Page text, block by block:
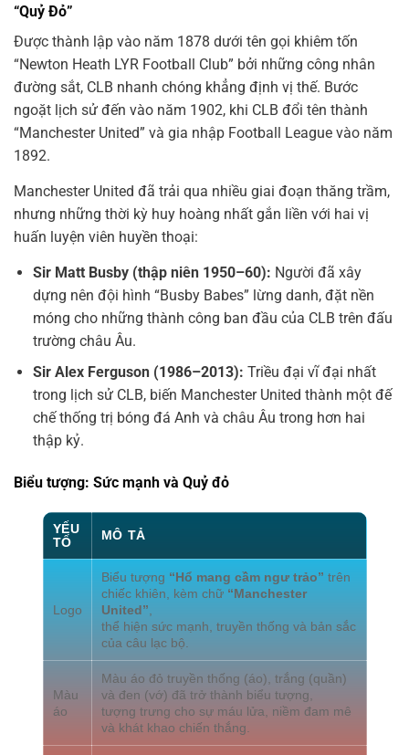
“Quỷ Đỏ”
Được thành lập vào năm 1878 dưới tên gọi khiêm tốn
“Newton Heath LYR Football Club” bởi những công nhân
đường sắt, CLB nhanh chóng khẳng định vị thế. Bước
ngoặt lịch sử đến vào năm 1902, khi CLB đổi tên thành
“Manchester United” và gia nhập Football League vào năm
1892.
Manchester United đã trải qua nhiều giai đoạn thăng trầm,
nhưng những thời kỳ huy hoàng nhất gắn liền với hai vị
huấn luyện viên huyền thoại:
Sir Matt Busby (thập niên 1950–60): Người đã xây
dựng nên đội hình “Busby Babes” lừng danh, đặt nền
móng cho những thành công ban đầu của CLB trên đấu
trường châu Âu.
Sir Alex Ferguson (1986–2013): Triều đại vĩ đại nhất
trong lịch sử CLB, biến Manchester United thành một đế
chế thống trị bóng đá Anh và châu Âu trong hơn hai
thập kỷ.
Biểu tượng: Sức mạnh và Quỷ đỏ
YẾU
TỐ
MÔ TẢ
Logo
Biểu tượng “Hổ mang cầm ngư trảo” trên
chiếc khiên, kèm chữ “Manchester
United”
thể hiện sức mạnh, truyền thống và bản sắc
của câu lạc bộ.
Màu
áo
Màu áo đỏ truyền thống (áo), trắng (quần)
và đen (vớ) đã trở thành biểu tượng,
tượng trưng cho sự máu lửa, niềm đam mê
và khát khao chiến thắng.